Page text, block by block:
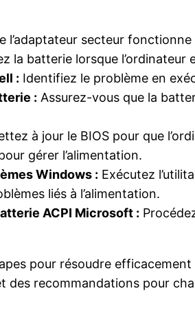
l’adaptateur secteur
la batterie lorsque
: Identifiez le problème en
: Assurez-vous que la
à jour le BIOS pour que
gérer l’alimentation.
Windows : Exécutez
liés à l’alimentation.
ACPI Microsoft :
pour résoudre
des recommandations pour